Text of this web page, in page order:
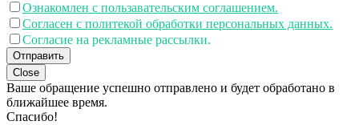
Ознакомлен с пользавательским соглашением.
Согласен с политекой обработки персональных данных.
Согласие на рекламные рассылки.
Отправить
Close
Ваше обращение успешно отправлено и будет обработано в
ближайшее время.
Спасибо!